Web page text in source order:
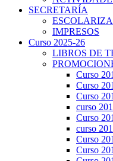
SECRETARÍA
IMPRESOS
Curso 2025-26
LIBROS DE
Curso
Curso
Curso
curso
Curso
curso
Curso
Curso